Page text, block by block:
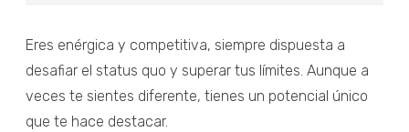
Eres enérgica y competitiva, siempre dispuesta a
desafiar el status quo y superar tus límites. Aunque a
veces te sientes diferente, tienes un potencial único
que te hace destacar.